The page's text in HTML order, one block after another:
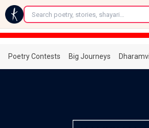
←
Poetry Contests Big Journeys